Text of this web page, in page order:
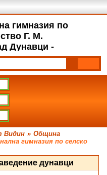
гимназия по
Г. М.
Дунавци -
Видин » Община
гимназия по селско
дунавци